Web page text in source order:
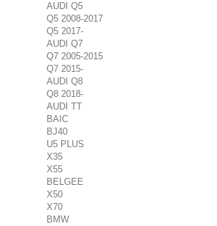
AUDI Q5
Q5 2008-2017
Q5 2017-
AUDI Q7
Q7 2005-2015
Q7 2015-
AUDI Q8
Q8 2018-
AUDI TT
BAIC
BJ40
U5 PLUS
X35
X55
BELGEE
X50
X70
BMW